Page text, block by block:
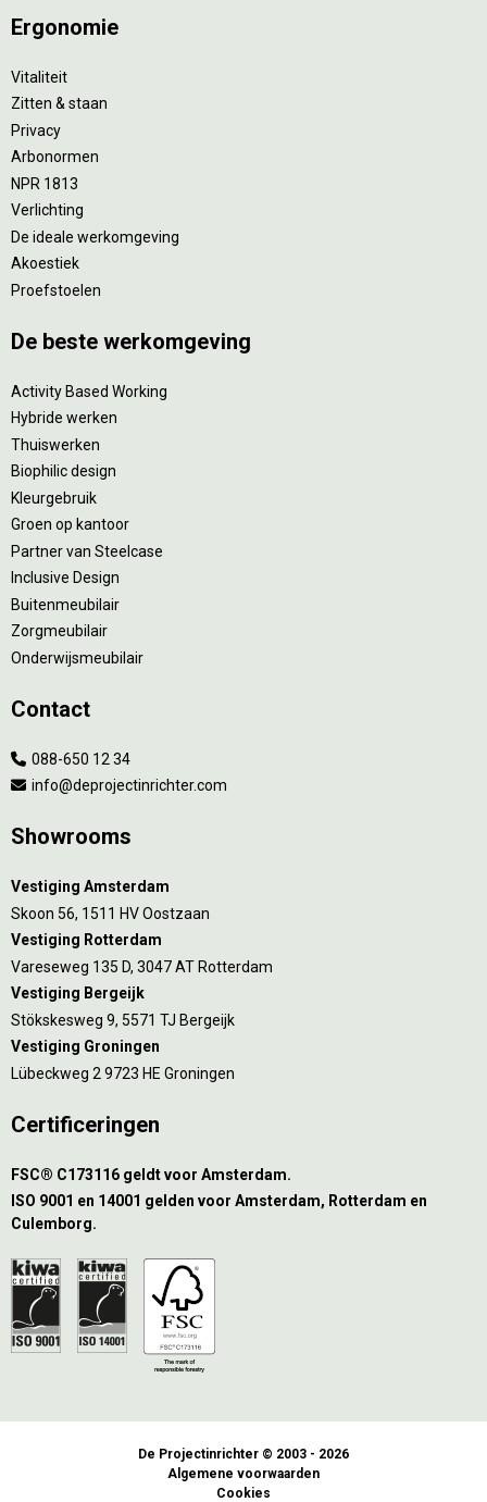
Ergonomie
Vitaliteit
Zitten & staan
Privacy
Arbonormen
NPR 1813
Verlichting
De ideale werkomgeving
Akoestiek
Proefstoelen
De beste werkomgeving
Activity Based Working
Hybride werken
Thuiswerken
Biophilic design
Kleurgebruik
Groen op kantoor
Partner van Steelcase
Inclusive Design
Buitenmeubilair
Zorgmeubilair
Onderwijsmeubilair
Contact
088-650 12 34
info@deprojectinrichter.com
Showrooms
Vestiging Amsterdam
Skoon 56, 1511 HV Oostzaan
Vestiging Rotterdam
Vareseweg 135 D, 3047 AT Rotterdam
Vestiging Bergeijk
Stökskesweg 9, 5571 TJ Bergeijk
Vestiging Groningen
Lübeckweg 2 9723 HE Groningen
Certificeringen
FSC® C173116 geldt voor Amsterdam.
ISO 9001 en 14001 gelden voor Amsterdam, Rotterdam en
Culemborg.
De Projectinrichter © 2003 - 2026
Algemene voorwaarden
Cookies